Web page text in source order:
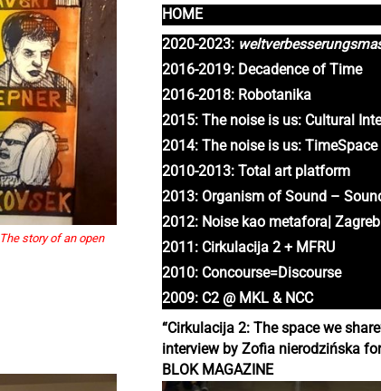
HOME
2020-2023:
2016-2019: Decadence of Time
2016-2018: Robotanika
2015: The noise is us: Cultural
2014: The noise is us: TimeSpace
2010-2013: Total art platform
2013: Organism of Sound –
2012: Noise kao metafora| Zagreb
2011: Cirkulacija 2 + MFRU
2010: Concourse=Discourse
2009: C2 @ MKL & NCC
“Cirkulacija 2: The space we
interview by Zofia nierodzińska for
BLOK MAGAZINE
The story of an open